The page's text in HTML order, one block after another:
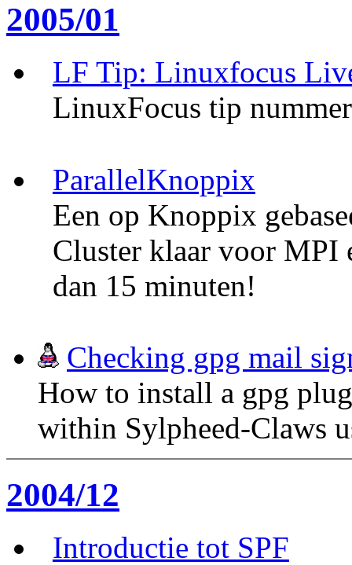
2005/01
LF Tip: Linuxfocus
LinuxFocus tip
ParallelKnoppix
Een op Knoppix
Cluster klaar voor MPI
dan 15 minuten!
Checking gpg mail
How to install a gpg
within Sylpheed-Claws
2004/12
Introductie tot SPF